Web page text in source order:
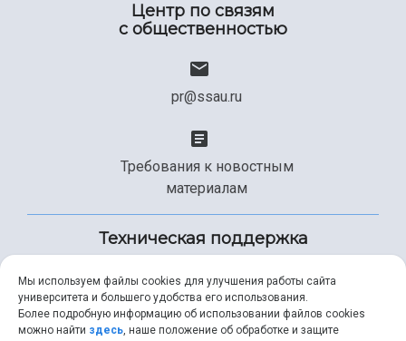
Центр по связям
с общественностью
pr@ssau.ru
Требования к новостным
материалам
Техническая поддержка
+7 (846) 267-49-99
Мы используем файлы cookies для улучшения работы сайта
университета и большего удобства его использования.
Более подробную информацию об использовании файлов cookies
можно найти здесь, наше положение об обработке и защите